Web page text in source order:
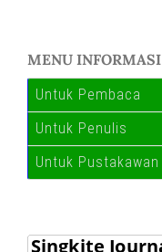
MENU INFORMASI
Untuk Pembaca
Untuk Penulis
Untuk Pustakawan